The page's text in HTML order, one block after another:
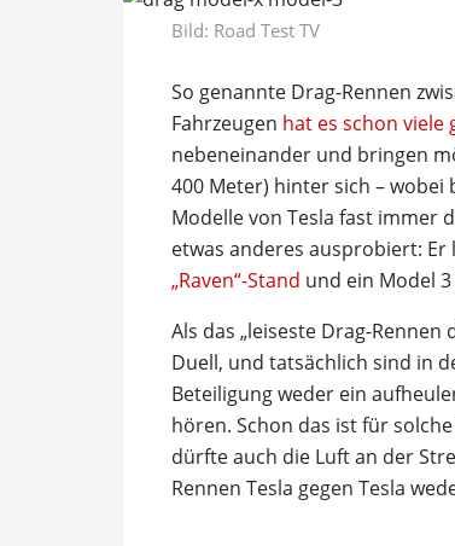
Bild: Road Test TV
So genannte Drag-Rennen
Fahrzeugen hat es schon viele
nebeneinander und bringen
400 Meter) hinter sich –
Modelle von Tesla fast immer
etwas anderes ausprobiert: Er
„Raven“-Stand und ein Model
Als das „leiseste Drag-Rennen
Duell, und tatsächlich sind in
Beteiligung weder ein
hören. Schon das ist für
dürfte auch die Luft an der
Rennen Tesla gegen Tesla